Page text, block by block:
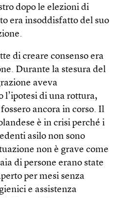
dopo le elezioni di
era insoddisfatto del suo
di creare consenso era
Durante la stesura del
aveva
l’ipotesi di una rottura,
ancora in corso. Il
è in crisi perché i
asilo non sono
non è grave come
di persone erano state
per mesi senza
e assistenza